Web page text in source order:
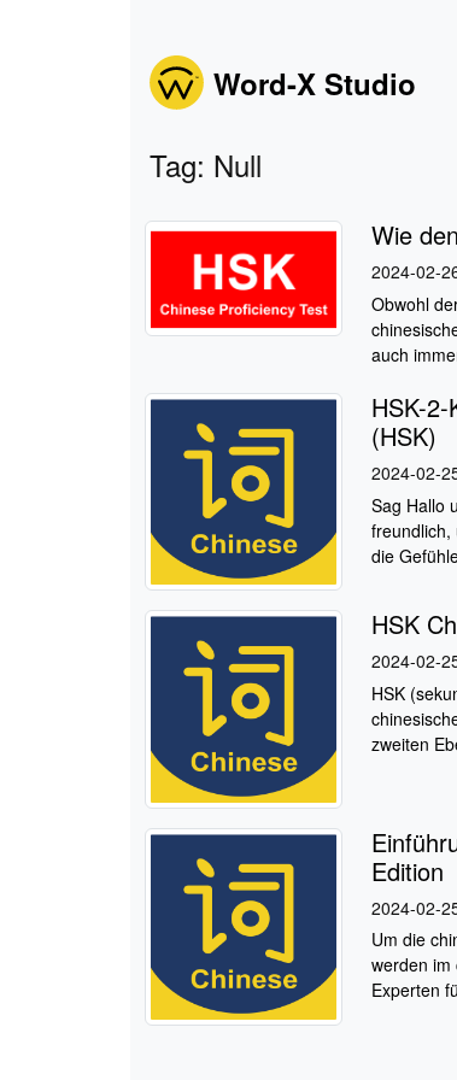
Word-X Studio
Tag: Null
Wie
2024-02-
Obwohl
auch
HSK-
(HSK)
2024-02-
Sag Hallo
freundlich,
die
HSK
2024-02-
HSK
zweiten
Edition
2024-02-
Um die
werden im
Experten